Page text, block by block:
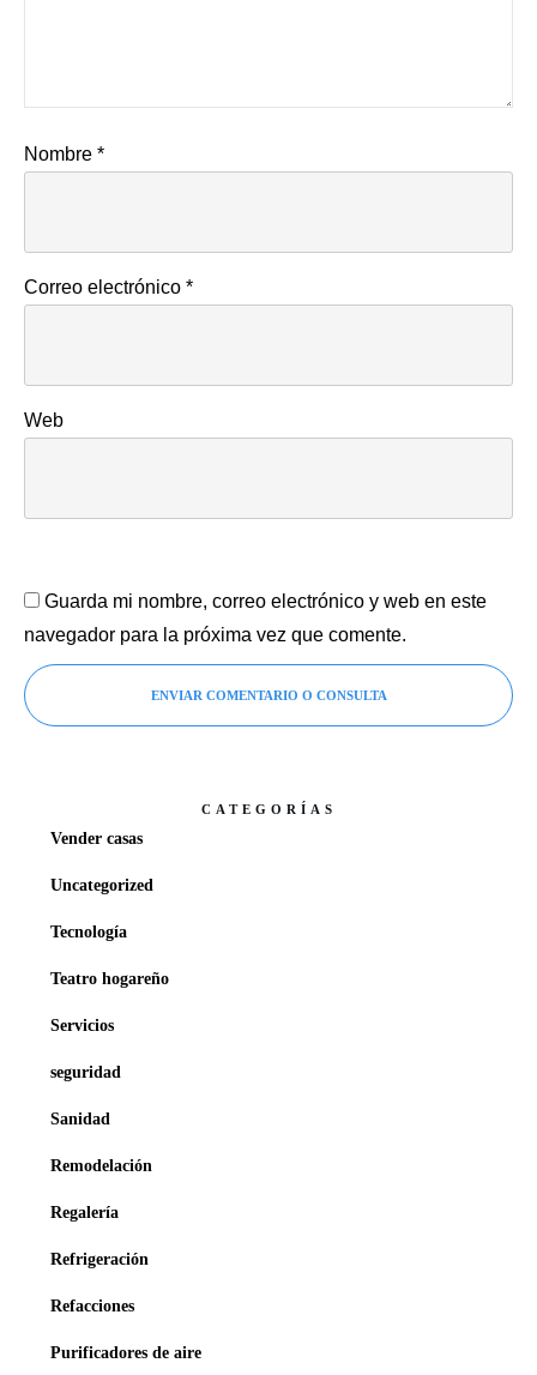
Nombre *
Correo electrónico *
Web
Guarda mi nombre, correo electrónico y web en este
navegador para la próxima vez que comente.
ENVIAR COMENTARIO O CONSULTA
CATEGORÍAS
Vender casas
Uncategorized
Tecnología
Teatro hogareño
Servicios
seguridad
Sanidad
Remodelación
Regalería
Refrigeración
Refacciones
Purificadores de aire